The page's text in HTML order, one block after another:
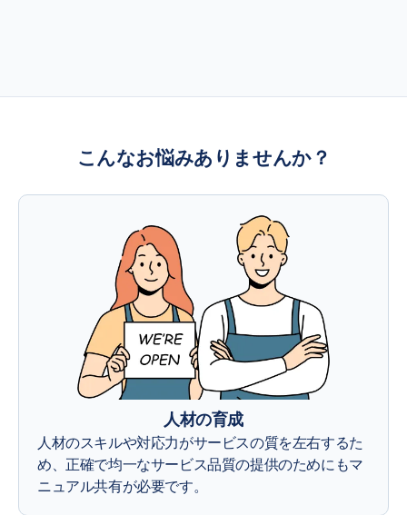
こんなお悩みありませんか？
人材の育成
人材のスキルや対応力がサービスの質を左右するた
め、正確で均一なサービス品質の提供のためにもマ
ニュアル共有が必要です。